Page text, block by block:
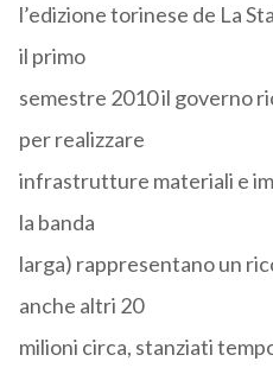
l’edizione torinese de La
il primo
semestre 2010 il governo
per realizzare
infrastrutture materiali e
la banda
larga) rappresentano un
anche altri 20
milioni circa, stanziati